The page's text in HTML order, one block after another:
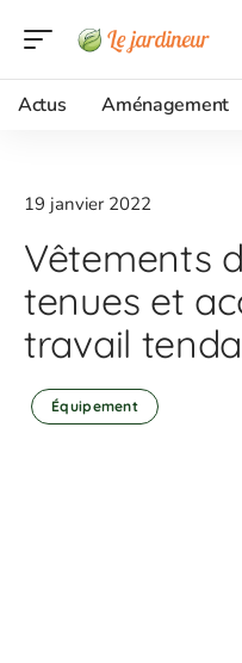
Actus Aménagement
19 janvier 2022
Vêtements
tenues et
travail
Équipement